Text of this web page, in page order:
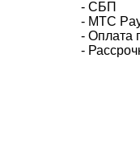
- СБП
- MTC
- Оплата
-